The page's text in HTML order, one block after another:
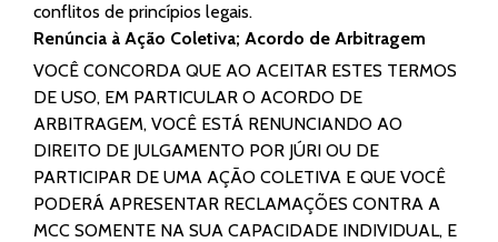
conflitos de princípios legais.
Renúncia à Ação Coletiva; Acordo de Arbitragem
VOCÊ CONCORDA QUE AO ACEITAR ESTES TERMOS
DE USO, EM PARTICULAR O ACORDO DE
ARBITRAGEM, VOCÊ ESTÁ RENUNCIANDO AO
DIREITO DE JULGAMENTO POR JÚRI OU DE
PARTICIPAR DE UMA AÇÃO COLETIVA E QUE VOCÊ
PODERÁ APRESENTAR RECLAMAÇÕES CONTRA A
MCC SOMENTE NA SUA CAPACIDADE INDIVIDUAL, E